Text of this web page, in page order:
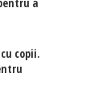
copii.